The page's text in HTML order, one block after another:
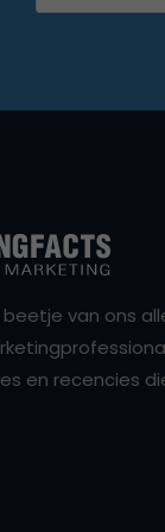
van ons
en recencies